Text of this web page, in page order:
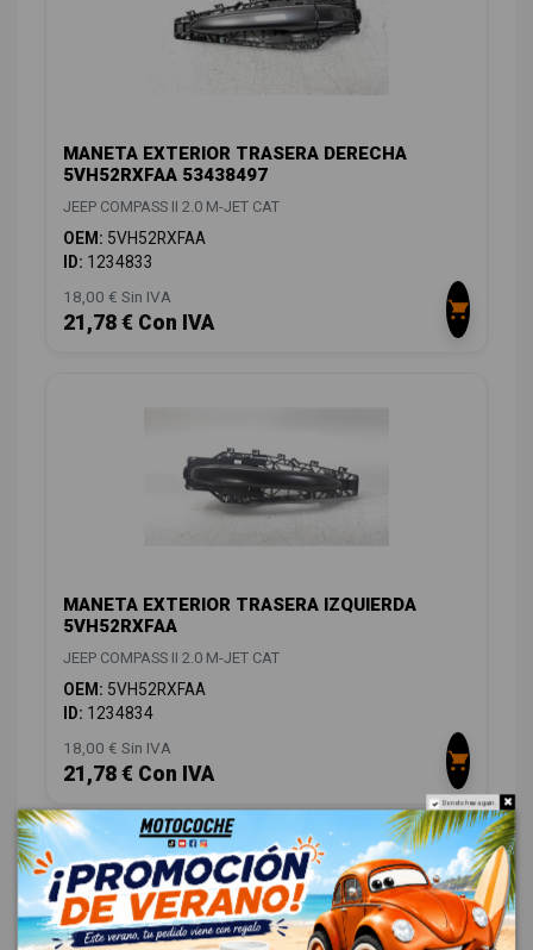
MANETA EXTERIOR TRASERA DERECHA
5VH52RXFAA 53438497
JEEP COMPASS II 2.0 M-JET CAT
OEM: 5VH52RXFAA
ID: 1234833
18,00 € Sin IVA
21,78 € Con IVA
MANETA EXTERIOR TRASERA IZQUIERDA
5VH52RXFAA
JEEP COMPASS II 2.0 M-JET CAT
OEM: 5VH52RXFAA
ID: 1234834
18,00 € Sin IVA
21,78 € Con IVA
Do not show again.